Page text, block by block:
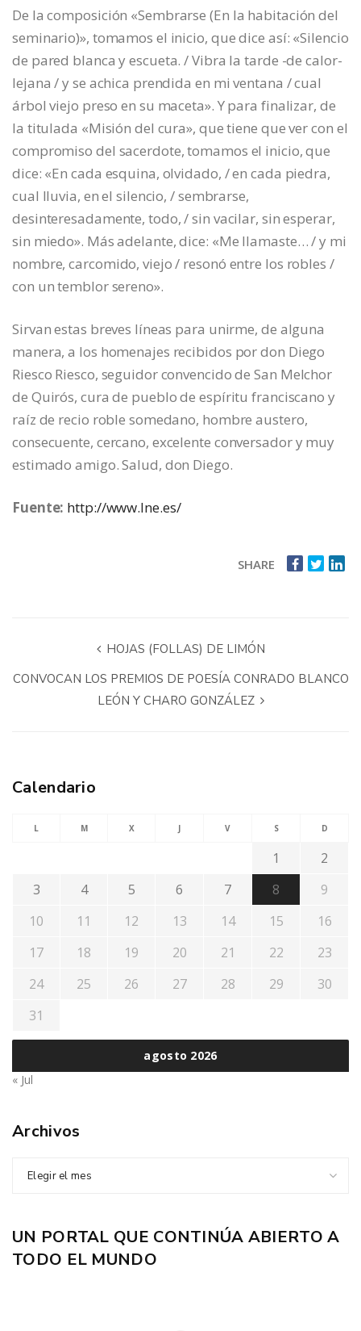
De la composición «Sembrarse (En la habitación del
seminario)», tomamos el inicio, que dice así: «Silencio
de pared blanca y escueta. / Vibra la tarde -de calor-
lejana / y se achica prendida en mi ventana / cual
árbol viejo preso en su maceta». Y para finalizar, de
la titulada «Misión del cura», que tiene que ver con el
compromiso del sacerdote, tomamos el inicio, que
dice: «En cada esquina, olvidado, / en cada piedra,
cual lluvia, en el silencio, / sembrarse,
desinteresadamente, todo, / sin vacilar, sin esperar,
sin miedo». Más adelante, dice: «Me llamaste… / y mi
nombre, carcomido, viejo / resonó entre los robles /
con un temblor sereno».
Sirvan estas breves líneas para unirme, de alguna
manera, a los homenajes recibidos por don Diego
Riesco Riesco, seguidor convencido de San Melchor
de Quirós, cura de pueblo de espíritu franciscano y
raíz de recio roble somedano, hombre austero,
consecuente, cercano, excelente conversador y muy
estimado amigo. Salud, don Diego.
Fuente: http://www.lne.es/
SHARE
HOJAS (FOLLAS) DE LIMÓN
CONVOCAN LOS PREMIOS DE POESÍA CONRADO BLANCO
LEÓN Y CHARO GONZÁLEZ
Calendario
agosto 2026
L M X J V S D
1
2
3
4 5 6 7 8
9
10
11 12 13 14 15
16
17
18 19 20 21 22
23
24
25 26 27 28 29
30
31
« Jul
Archivos
Elegir el mes
UN PORTAL QUE CONTINÚA ABIERTO A
TODO EL MUNDO